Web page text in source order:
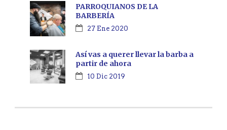
PARROQUIANOS DE LA
BARBERÍA
27 Ene 2020
Así vas a querer llevar la barba a
partir de ahora
10 Dic 2019